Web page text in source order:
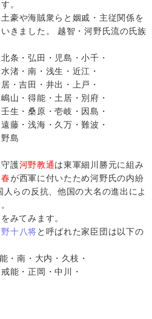
。
豪や海賊衆らと姻戚・主従関係を
きました。 越智・河野氏流の氏族
条・弘田・児島・小千・
渚・南・浅生・近江・
・吉田・井出・上戸・
山・得能・土居・別府・
生・桑原・壱岐・因島・
藤・浅海・久万・難波・
島
護河野教通は東軍細川勝元に組み
が西軍に付いたため河野氏の内紛
らの反抗、他国の大名の進出によ
みてみます。
十八将と呼ばれた家臣団は以下の
・南・大内・久枝・
能・正岡・中川・